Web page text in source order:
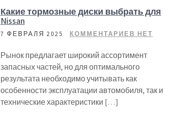
Какие тормозные диски выбрать для
Nissan
7 ФЕВРАЛЯ 2025 КОММЕНТАРИЕВ НЕТ
Рынок предлагает широкий ассортимент
запасных частей, но для оптимального
результата необходимо учитывать как
особенности эксплуатации автомобиля, так и
технические характеристики […]